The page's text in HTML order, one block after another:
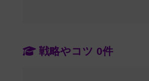
戦略やコツ 0件